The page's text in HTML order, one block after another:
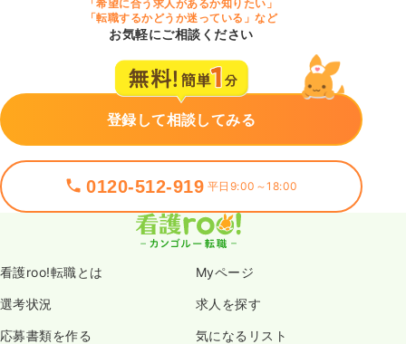
「希望に合う求人があるか知りたい」
「転職するかどうか迷っている」など
お気軽にご相談ください
登録して相談してみる
0120-512-919 平日9:00～18:00
看護roo!転職とは Myページ
選考状況 求人を探す
応募書類を作る 気になるリスト